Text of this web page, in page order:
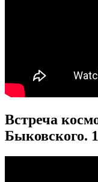
Встреча
Быковского.